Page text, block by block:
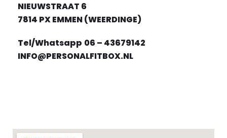
NIEUWSTRAAT 6
7814 PX EMMEN (WEERDINGE)
Tel/Whatsapp 06 – 43679142
INFO@PERSONALFITBOX.NL